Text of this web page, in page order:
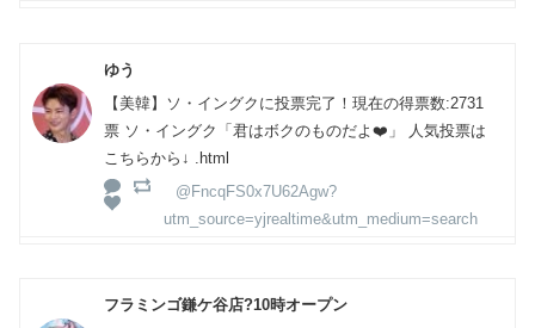
ゆう
【美韓】ソ・イングクに投票完了！現在の得票数:2731
票 ソ・イングク「君はボクのものだよ❤️」 人気投票は
こちらから↓ .html
@FncqFS0x7U62Agw?
utm_source=yjrealtime&utm_medium=search
フラミンゴ鎌ケ谷店?10時オープン